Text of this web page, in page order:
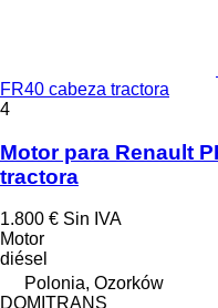
FR40 cabeza tractora
4
Motor para Renault
tractora
1.800 € Sin IVA
Motor
diésel
Polonia, Ozorków
DOMITRANS